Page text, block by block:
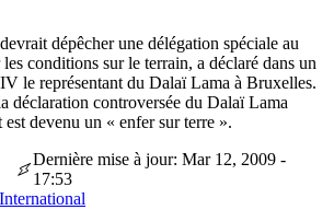
dépêcher une délégation spéciale au
conditions sur le terrain, a déclaré dans un
le représentant du Dalaï Lama à Bruxelles.
déclaration controversée du Dalaï Lama
devenu un « enfer sur terre ».
Dernière mise à jour: Mar 12, 2009 -
17:53
International